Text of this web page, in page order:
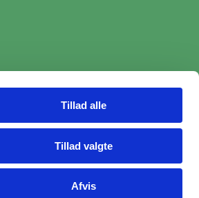
Tillad alle
Tillad valgte
Afvis